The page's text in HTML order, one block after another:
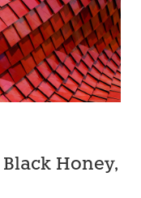
Honey,